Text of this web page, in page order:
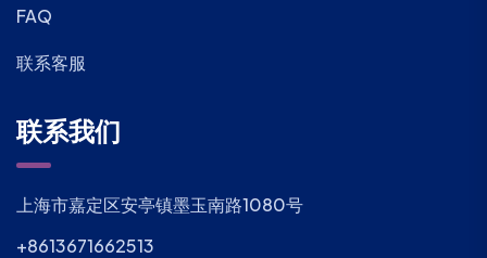
FAQ
联系客服
联系我们
上海市嘉定区安亭镇墨玉南路1080号
+8613671662513